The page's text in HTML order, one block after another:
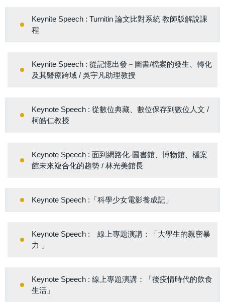
Keynite Speech : Turnitin 論文比對系統 教師版解說課
程
Keynite Speech : 從記憶出發－圖書/檔案的發生、轉化
及其醫療跨域 / 吳宇凡助理教授
Keynote Speech : 從數位典藏、數位保存到數位人文 /
柯皓仁教授
Keynote Speech : 面到網路化-圖書館、博物館、檔案
館未來複合化的趨勢 / 林光美館長
Keynote Speech :「科學少女電影養成記」
Keynote Speech : 線上專題演講：「大學生的親密暴
力 」
Keynote Speech : 線上專題演講：「後疫情時代的飲食
生活」